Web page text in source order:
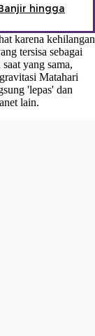
hingga
karena kehilangan
tersisa sebagai
yang sama,
Matahari
'lepas' dan
lain.